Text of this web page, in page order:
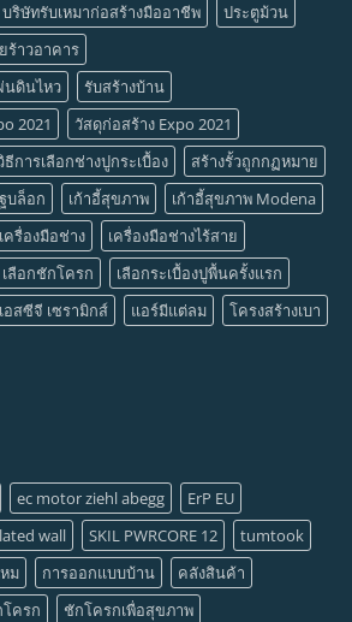
บริษัทรับเหมาก่อสร้างมืออาชีพ
ประตูม้วน
ร้าวอาคาร
นดินไหว
รับสร้างบ้าน
2021
วัสดุก่อสร้าง Expo 2021
ธีการเลือกช่างปูกระเบื้อง
สร้างรั้วถูกกฏหมาย
บล็อก เก้าอี้สุขภาพ
เก้าอี้สุขภาพ Modena
เครื่องมือช่าง
เครื่องมือช่างไร้สาย
เลือกชักโครก
เลือกระเบื้องปูพื้นครั้งแรก
เอสซีจี เซรามิกส์ แอร์มีแต่ลม
โครงสร้างเบา
ec motor ziehl abegg
ErP EU
wall SKIL PWRCORE 12
tumtook
ม
การออกแบบบ้าน
คลังสินค้า
ครก
ชักโครกเพื่อสุขภาพ